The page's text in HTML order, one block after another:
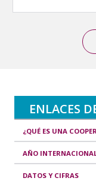
ENLACES
¿QUÉ ES UNA
AÑO
DATOS Y CIFRAS